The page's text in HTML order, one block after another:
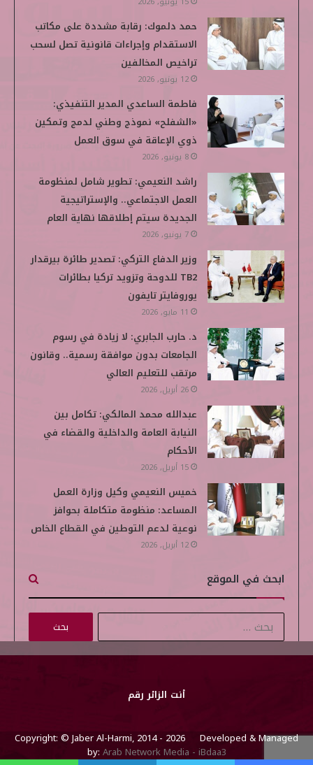
ن
d
حمد دلموك: رقابة مشددة على مكاتب
الاستقدام وإجراءات قانونية تصل لسحب
تراخيص المخالفين
12 يونيو, 2026
فاطمة الساعدي المدير التنفيذي:
«الشفلح» نموذج وطني لدمج وتمكين
ذوي الإعاقة في سوق العمل
8 يونيو, 2026
راشد النعيمي: تطوير شامل لمنظومة
العمل الاجتماعي.. والإستراتيجية
الجديدة سيتم إطلاقها نهاية العام
7 يونيو, 2026
وزير الدفاع التركي: تصدير طائرة بيرقدار
TB2 للدوحة وتزويد تركيا بطائرات
يوروفايتر تايفون
11 مايو, 2026
د. حارب الجابري: لا زيادة في رسوم
الجامعات بدون موافقة رسمية.. وقانون
مرتقب للتعليم العالي
26 أبريل, 2026
عبدالله محمد المالكي: تكامل بين
النيابة العامة والداخلية والقضاء في
الأحكام
15 أبريل, 2026
خميس النعيمي وكيل وزارة العمل
المساعد: منظومة متكاملة بحوافز
نوعية لدعم التوطين في القطاع الخاص
12 أبريل, 2026
ابحث في الموقع
ل
ب
:
أنت الزائر رقم
Copyright: © Jaber Al-Harmi, 2014 - 2026 Developed & Managed
by: Arab Network Media - iBdaa3